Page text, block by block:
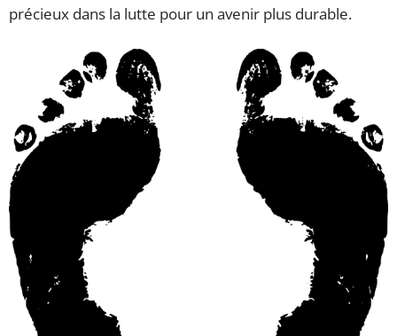
précieux dans la lutte pour un avenir plus durable.